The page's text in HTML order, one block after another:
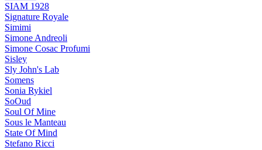
SIAM 1928
Signature Royale
Simimi
Simone Andreoli
Simone Cosac Profumi
Sisley
Sly John's Lab
Somens
Sonia Rykiel
SoOud
Soul Of Mine
Sous le Manteau
State Of Mind
Stefano Ricci